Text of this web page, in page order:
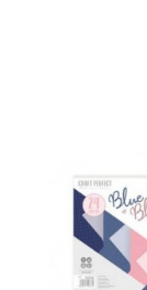
Papier -
Kaarten
Boetseren -